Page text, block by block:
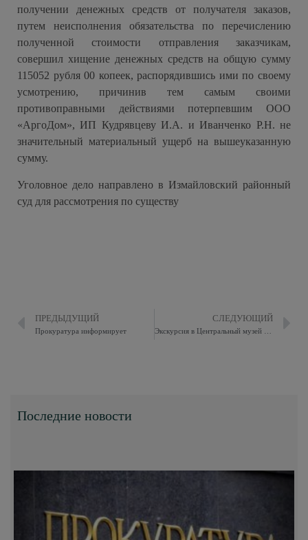
получении денежных средств от получателя заказов,
путем неисполнения обязательства по перечислению
полученной стоимости отправления заказчикам,
совершил хищение денежных средств на общую сумму
115052 рубля 00 копеек, распорядившись ими по своему
усмотрению, причинив тем самым своими
противоправными действиями потерпевшим ООО
«АргоДом», ИП Кудрявцеву И.А. и Иванченко Р.Н. не
значительный материальный ущерб на вышеуказанную
сумму.
Уголовное дело направлено в Измайловский районный
суд для рассмотрения по существу
ПРЕДЫДУЩИЙ
Прокуратура информирует
СЛЕДУЮЩИЙ
Последние новости